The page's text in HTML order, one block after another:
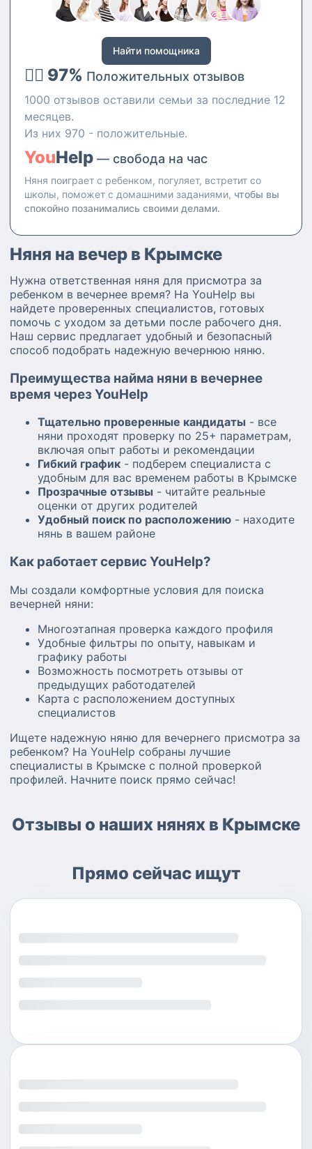
Найти помощника
👍🏻 97% Положительных отзывов
1000 отзывов оставили семьи за последние 12
месяцев.
Из них 970 - положительные.
YouHelp — свобода на час
Няня поиграет с ребенком, погуляет, встретит со
школы, поможет с домашними заданиями, чтобы вы
спокойно позанимались своими делами.
Няня на вечер в Крымске
Нужна ответственная няня для присмотра за
ребенком в вечернее время? На YouHelp вы
найдете проверенных специалистов, готовых
помочь с уходом за детьми после рабочего дня.
Наш сервис предлагает удобный и безопасный
способ подобрать надежную вечернюю няню.
Преимущества найма няни в вечернее
время через YouHelp
Тщательно проверенные кандидаты - все
няни проходят проверку по 25+ параметрам,
включая опыт работы и рекомендации
Гибкий график - подберем специалиста с
удобным для вас временем работы в Крымске
Прозрачные отзывы - читайте реальные
оценки от других родителей
Удобный поиск по расположению - находите
нянь в вашем районе
Как работает сервис YouHelp?
Мы создали комфортные условия для поиска
вечерней няни:
Многоэтапная проверка каждого профиля
Удобные фильтры по опыту, навыкам и
графику работы
Возможность посмотреть отзывы от
предыдущих работодателей
Карта с расположением доступных
специалистов
Ищете надежную няню для вечернего присмотра за
ребенком? На YouHelp собраны лучшие
специалисты в Крымске с полной проверкой
профилей. Начните поиск прямо сейчас!
Отзывы о наших нянях в Крымске
Прямо сейчас ищут